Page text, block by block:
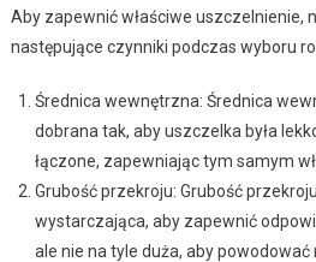
Aby zapewnić właściwe uszczelnienie,
następujące czynniki podczas wyboru
Średnica wewnętrzna: Średnica
dobrana tak, aby uszczelka była
łączone, zapewniając tym samym
Grubość przekroju: Grubość
wystarczająca, aby zapewnić
ale nie na tyle duża, aby